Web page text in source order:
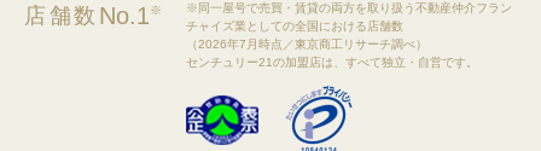
店舗数 No.1※
※同一屋号で売買・賃貸の両方を取り扱う不動産仲介フラン
チャイズ業としての全国における店舗数
（2026年7月時点／東京商工リサーチ調べ）
センチュリー21の加盟店は、すべて独立・自営です。